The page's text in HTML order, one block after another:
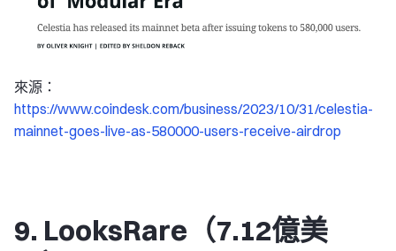
來源：
https://www.coindesk.com/business/2023/10/31/celestia-
mainnet-goes-live-as-580000-users-receive-airdrop
9. LooksRare（7.12億美